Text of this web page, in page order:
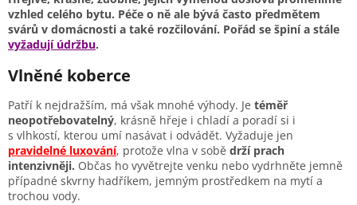
vzhled celého bytu. Péče o ně ale bývá často předmětem
svárů v domácnosti a také rozčilování. Pořád se špiní a stále
vyžadují údržbu.
Vlněné koberce
Patří k nejdražším, má však mnohé výhody. Je téměř
neopotřebovatelný, krásně hřeje i chladí a poradí si i
s vlhkostí, kterou umí nasávat i odvádět. Vyžaduje jen
pravidelné luxování, protože vlna v sobě drží prach
intenzivněji. Občas ho vyvětrejte venku nebo vydrhněte jemně
případné skvrny hadříkem, jemným prostředkem na mytí a
trochou vody.